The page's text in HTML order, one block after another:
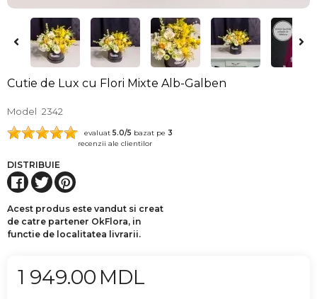
Cutie de Lux cu Flori Mixte Alb-Galben
Model 2342
evaluat 5.0/5 bazat pe 3
recenzii ale clientilor
DISTRIBUIE
Acest produs este vandut si creat
de catre partener OkFlora, in
functie de localitatea livrarii.
1 949.00 MDL